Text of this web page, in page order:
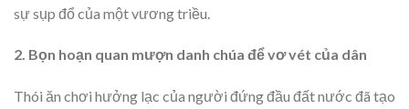
sự sụp đổ của một vương triều.
2. Bọn hoạn quan mượn danh chúa để vơ vét của dân
Thói ăn chơi hưởng lạc của người đứng đầu đất nước đã tạo